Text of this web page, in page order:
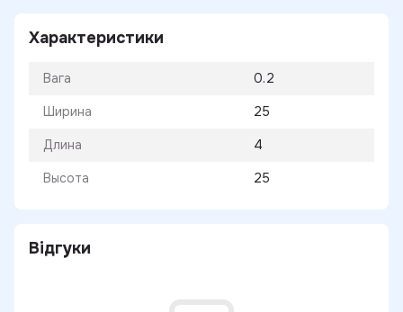
Характеристики
Вага 0.2
Ширина 25
Длина 4
Высота 25
Відгуки